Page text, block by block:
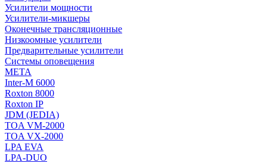
Усилители мощности
Усилители-микшеры
Оконечные трансляционные
Низкоомные усилители
Предварительные усилители
Системы оповещения
МЕТА
Inter-M 6000
Roxton 8000
Roxton IP
JDM (JEDIA)
TOA VM-2000
TOA VX-2000
LPA EVA
LPA-DUO